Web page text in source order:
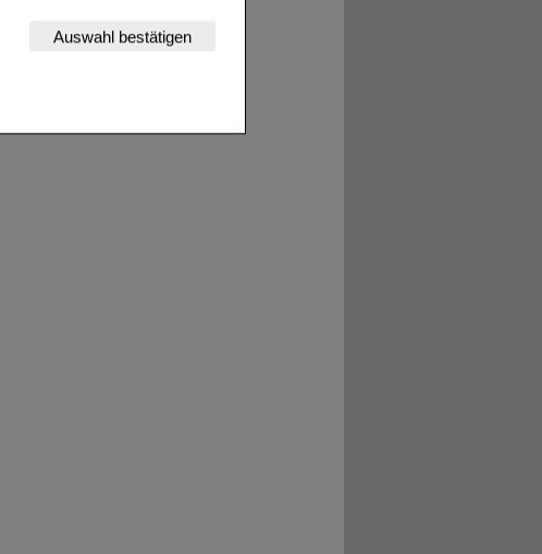
unserer Website
werden kann.
zu gestalten,
Verhaltensweisen (z.B.
auf unserer Website aber
Sie, dass Daten hierfür
Auswahl bestätigen